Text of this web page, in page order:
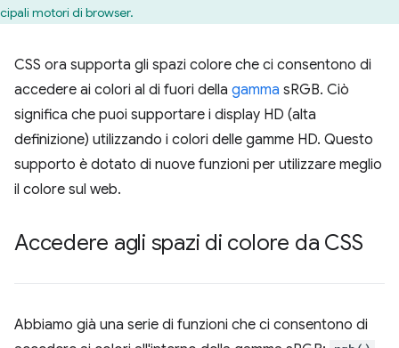
motori di browser.
CSS ora supporta gli spazi colore che ci consentono di
accedere ai colori al di fuori della gamma sRGB. Ciò
significa che puoi supportare i display HD (alta
definizione) utilizzando i colori delle gamme HD. Questo
supporto è dotato di nuove funzioni per utilizzare meglio
il colore sul web.
Accedere agli spazi di colore da CSS
Abbiamo già una serie di funzioni che ci consentono di